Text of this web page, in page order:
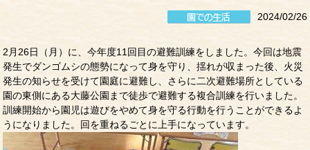
2024/02/26
2月26日（月）に、今年度11回目の避難訓練をしました。今回は地震
発生でダンゴムシの態勢になって身を守り、揺れが収まった後、火災
発生の知らせを受けて園庭に避難し、さらに二次避難場所としている
園の東側にある大藤公園まで徒歩で避難する複合訓練を行いました。
訓練開始から園児は遊びをやめて身を守る行動を行うことができるよ
うになりました。回を重ねるごとに上手になっています。